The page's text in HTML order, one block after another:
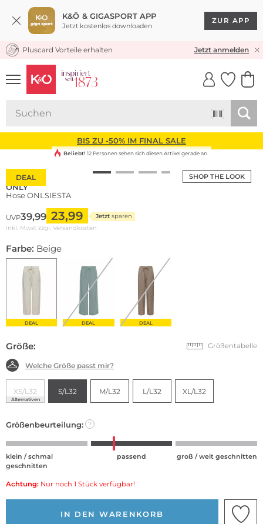
K&Ö & GIGASPORT APP
Jetzt kostenlos downloaden
ZUR APP
KOSTENLOSER VERSAND* & RÜCKVERSAND
Pluscard Vorteile erhalten Jetzt anmelden
UNSERE APP
CLICK &
BIS ZU -50% IM FINAL SALE
SHOP THE LOOK
DEAL
Beliebt! 12 Personen sehen sich diesen Artikel gerade an
ONLY
Hose ONLSIESTA
UVP39,99 23,99 Jetzt sparen
inkl. Mwst zzgl. Versandkosten
Farbe: Beige
DEAL DEAL DEAL
Größe: Größentabelle
Welche Größe passt mir?
XS/L32
Alternativen
S/L32 M/L32 L/L32 XL/L32
Größenbeurteilung: ?
klein / schmal
geschnitten
passend groß / weit geschnitten
Achtung: Nur noch 1 Stück verfügbar!
IN DEN WARENKORB